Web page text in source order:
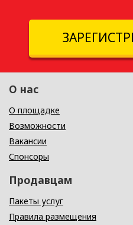
О нас
О площадке
Возможности
Вакансии
Спонсоры
Продавцам
Пакеты услуг
Правила размещения